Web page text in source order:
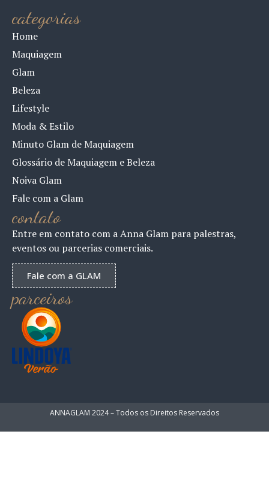
categorias
Home
Maquiagem
Glam
Beleza
Lifestyle
Moda & Estilo
Minuto Glam de Maquiagem
Glossário de Maquiagem e Beleza
Noiva Glam
Fale com a Glam
contato
Entre em contato com a Anna Glam para palestras,
eventos ou parcerias comerciais.
Fale com a GLAM
parceiros
ANNAGLAM 2024 – Todos os Direitos Reservados